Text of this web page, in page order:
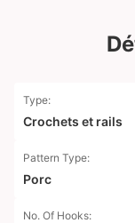
Type:
Crochets et rails
Pattern Type:
Porc
No. Of Hooks: